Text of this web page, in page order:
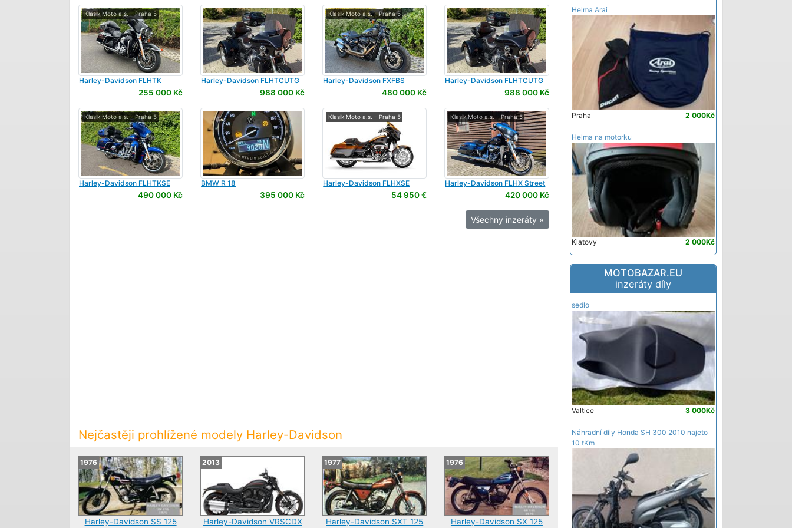
Klasik Moto a.s. - Praha 5
Harley-Davidson FLHTK
Electra Glide Ultra Limited
255 000 Kč
Harley-Davidson FLHTCUTG
Tri Glide Ultra Classic988 000 Kč
Klasik Moto a.s. - Praha 5
Harley-Davidson FXFBS
Softail Fat Bob 114cui480 000 Kč
Harley-Davidson FLHTCUTG
Tri Glide Ultra Classic988 000 Kč
Klasik Moto a.s. - Praha 5
Harley-Davidson FLHTKSE
ULTRA LIMITED CVO490 000 Kč
BMW R 18
395 000 Kč
Klasik Moto a.s. - Praha 5
Harley-Davidson FLHXSE
54 950 €
Klasik Moto a.s. - Praha 5
Harley-Davidson FLHX Street
420 000 Kč
Všechny inzeráty »
Nejčastěji prohlížené modely Harley-Davidson
1976
Harley-Davidson SS 125
2013
Harley-Davidson VRSCDX
1977
Harley-Davidson SXT 125
1976
Harley-Davidson SX 125
Helma Arai
2 000Kč
Praha
Helma na motorku
2 000Kč
Klatovy
MOTOBAZAR.EU
inzeráty díly
sedlo
3 000Kč
Valtice
Náhradní díly Honda SH 300 2010 najeto
10 tKm